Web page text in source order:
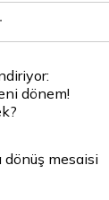
dönem!
dönüş mesaisi